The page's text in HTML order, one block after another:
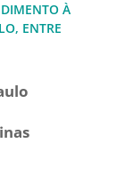
À
ENTRE